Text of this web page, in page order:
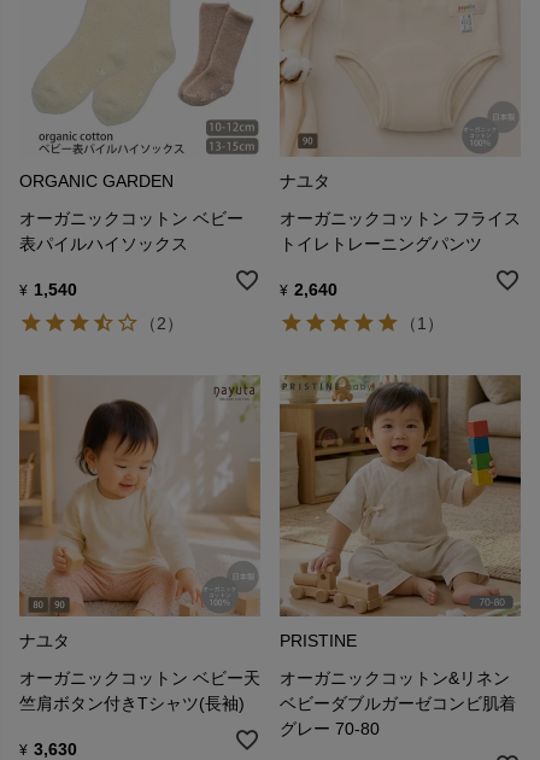
ORGANIC GARDEN
オーガニックコットン ベビー
表パイルハイソックス
¥ 1,540
（2）
ナユタ
オーガニックコットン フライス
トイレトレーニングパンツ
¥ 2,640
（1）
ナユタ
オーガニックコットン ベビー天
竺肩ボタン付きTシャツ(長袖)
¥ 3,630
PRISTINE
オーガニックコットン&リネン
ベビーダブルガーゼコンビ肌着
グレー 70-80